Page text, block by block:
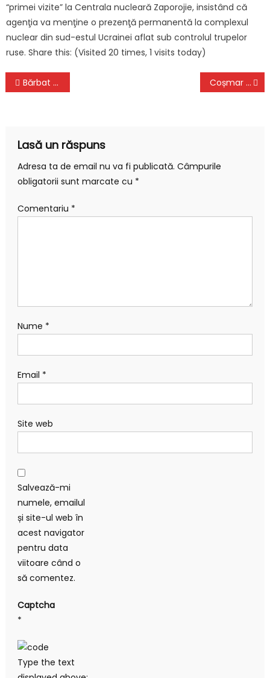
“primei vizite” la Centrala nucleară Zaporojie, insistând că
agenţia va menţine o prezenţă permanentă la complexul
nuclear din sud-estul Ucrainei aflat sub controlul trupelor
ruse. Share this: (Visited 20 times, 1 visits today)
Navigare
Bărbat omorât în Capitală. Cadavrul, găsit la o lună de când a avut loc crima Coșmar la New York, după inundațiile aduse de furtuna Ida. Va dura zile până când situația va reveni la normal
Lasă un răspuns
Adresa ta de email nu va fi publicată. Câmpurile
obligatorii sunt marcate cu *
Comentariu *
Nume *
Email *
Site web
Salvează-mi
numele, emailul
și site-ul web în
acest navigator
pentru data
viitoare când o
să comentez.
Captcha
*
Type the text